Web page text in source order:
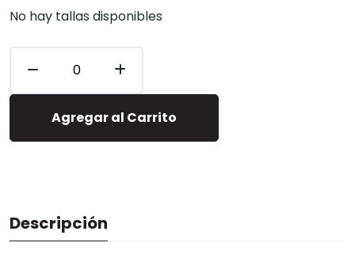
No hay tallas disponibles
Agregar al Carrito
Descripción